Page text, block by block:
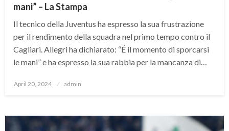
mani” – La Stampa
Il tecnico della Juventus ha espresso la sua frustrazione
per il rendimento della squadra nel primo tempo contro il
Cagliari. Allegri ha dichiarato: “É il momento di sporcarsi
le mani” e ha espresso la sua rabbia per la mancanza di…
Posted
April 20, 2024 admin